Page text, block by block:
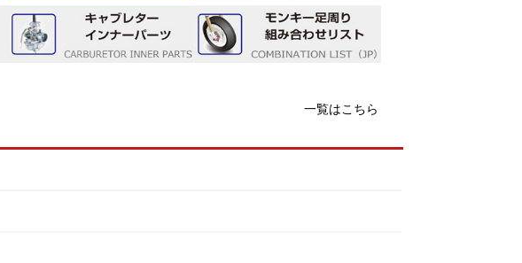
一覧はこちら